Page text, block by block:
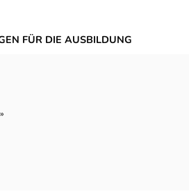
FÜR DIE AUSBILDUNG